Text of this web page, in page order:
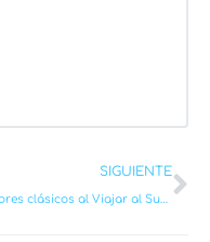
SIGUIENTE
5 Errores clásicos al Viajar al Sudeste Asiático